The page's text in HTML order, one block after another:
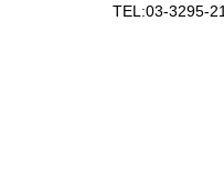
TEL:03-3295-